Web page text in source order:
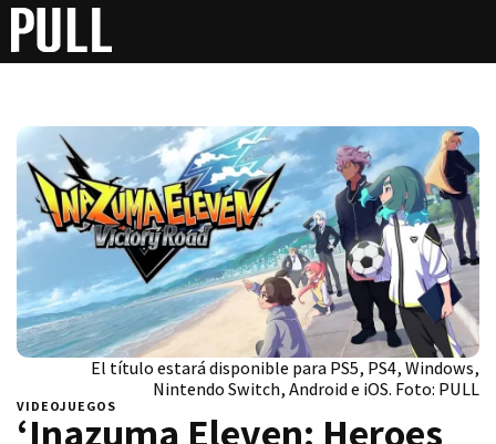
El título estará disponible para PS5, PS4, Windows,
Nintendo Switch, Android e iOS. Foto: PULL
VIDEOJUEGOS
‘Inazuma Eleven: Heroes